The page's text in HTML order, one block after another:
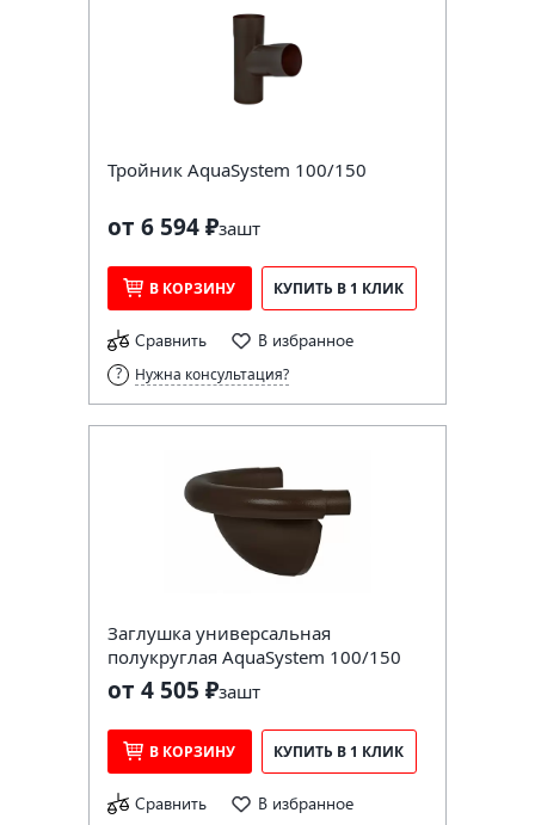
Тройник AquaSystem 100/150
от 6 594 ₽зашт
В КОРЗИНУ КУПИТЬ В 1 КЛИК
Сравнить В избранное
Нужна консультация?
Заглушка универсальная
полукруглая AquaSystem 100/150
от 4 505 ₽зашт
В КОРЗИНУ КУПИТЬ В 1 КЛИК
Сравнить В избранное